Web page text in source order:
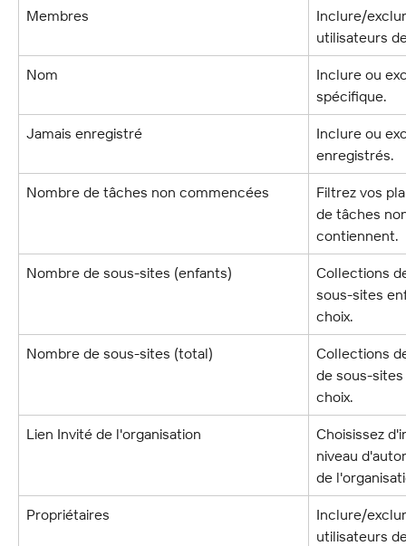
Membres
Inclure/
utilisateurs
Nom
Inclure ou
spécifique.
Jamais enregistré
Inclure ou
enregistrés.
Nombre de tâches non commencées
Filtrez vos
de tâches
contiennent.
Nombre de sous-sites (enfants)
Collections
sous-sites
choix.
Nombre de sous-sites (total)
Collections
de sous-
choix.
Lien Invité de l'organisation
Choisissez
niveau
de
Propriétaires
Inclure/
utilisateurs